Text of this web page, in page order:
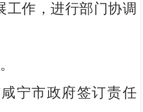
工作，进行部门协调
宁市政府签订责任